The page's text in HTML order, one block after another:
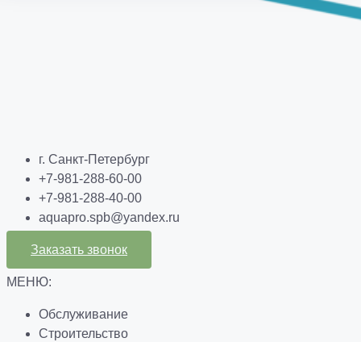
г. Санкт-Петербург
+7-981-288-60-00
+7-981-288-40-00
aquapro.spb@yandex.ru
Заказать звонок
МЕНЮ:
Обслуживание
Строительство